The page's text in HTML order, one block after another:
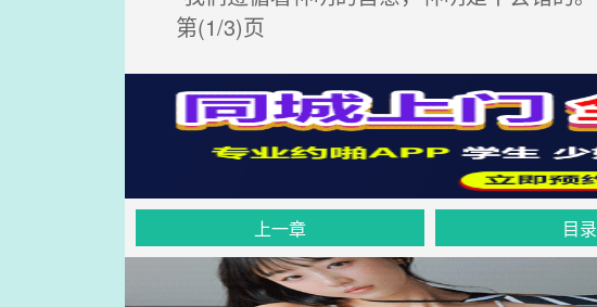
第(1/3)页
上一章 目录